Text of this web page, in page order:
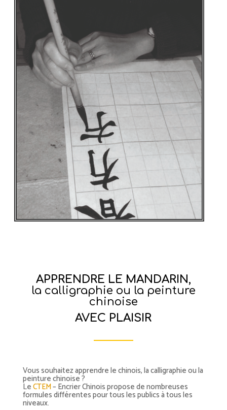
APPRENDRE LE MANDARIN,
la calligraphie ou la peinture
chinoise
AVEC PLAISIR
Vous souhaitez apprendre le chinois, la calligraphie ou la
peinture chinoise ?
LeCTEM– Encrier Chinois propose de nombreuses
formules différentes pour tous les publics à tous les
niveaux.